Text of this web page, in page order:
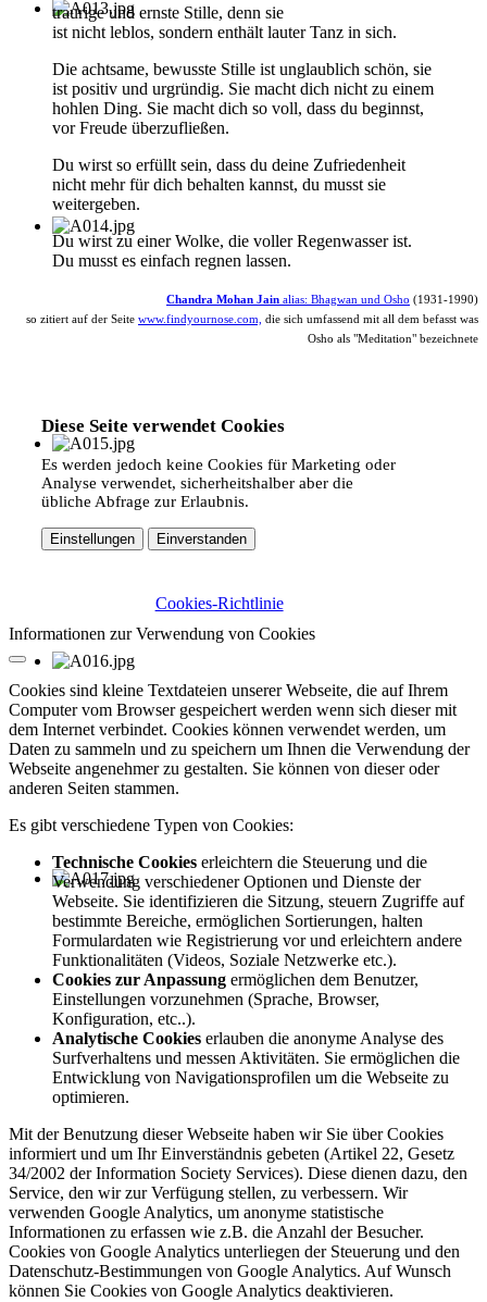
traurige und ernste Stille, denn sie
ist nicht leblos, sondern enthält lauter Tanz in sich.
Die achtsame, bewusste Stille ist unglaublich schön, sie
ist positiv und urgründig. Sie macht dich nicht zu einem
hohlen Ding. Sie macht dich so voll, dass du beginnst,
vor Freude überzufließen.
Du wirst so erfüllt sein, dass du deine Zufriedenheit
nicht mehr für dich behalten kannst, du musst sie
weitergeben.
Du wirst zu einer Wolke, die voller Regenwasser ist.
Du musst es einfach regnen lassen.
Chandra Mohan Jain alias: Bhagwan und Osho (1931-1990)
so zitiert auf der Seite www.findyournose.com, die sich umfassend mit all dem befasst was
Osho als "Meditation" bezeichnete
Diese Seite verwendet Cookies
Es werden jedoch keine Cookies für Marketing oder
Analyse verwendet, sicherheitshalber aber die
übliche Abfrage zur Erlaubnis.
Einstellungen Einverstanden
Cookies-Richtlinie
Informationen zur Verwendung von Cookies
Cookies sind kleine Textdateien unserer Webseite, die auf Ihrem
Computer vom Browser gespeichert werden wenn sich dieser mit
dem Internet verbindet. Cookies können verwendet werden, um
Daten zu sammeln und zu speichern um Ihnen die Verwendung der
Webseite angenehmer zu gestalten. Sie können von dieser oder
anderen Seiten stammen.
Es gibt verschiedene Typen von Cookies:
Technische Cookies erleichtern die Steuerung und die
Verwendung verschiedener Optionen und Dienste der
Webseite. Sie identifizieren die Sitzung, steuern Zugriffe auf
bestimmte Bereiche, ermöglichen Sortierungen, halten
Formulardaten wie Registrierung vor und erleichtern andere
Funktionalitäten (Videos, Soziale Netzwerke etc.).
Cookies zur Anpassung ermöglichen dem Benutzer,
Einstellungen vorzunehmen (Sprache, Browser,
Konfiguration, etc..).
Analytische Cookies erlauben die anonyme Analyse des
Surfverhaltens und messen Aktivitäten. Sie ermöglichen die
Entwicklung von Navigationsprofilen um die Webseite zu
optimieren.
Mit der Benutzung dieser Webseite haben wir Sie über Cookies
informiert und um Ihr Einverständnis gebeten (Artikel 22, Gesetz
34/2002 der Information Society Services). Diese dienen dazu, den
Service, den wir zur Verfügung stellen, zu verbessern. Wir
verwenden Google Analytics, um anonyme statistische
Informationen zu erfassen wie z.B. die Anzahl der Besucher.
Cookies von Google Analytics unterliegen der Steuerung und den
Datenschutz-Bestimmungen von Google Analytics. Auf Wunsch
können Sie Cookies von Google Analytics deaktivieren.